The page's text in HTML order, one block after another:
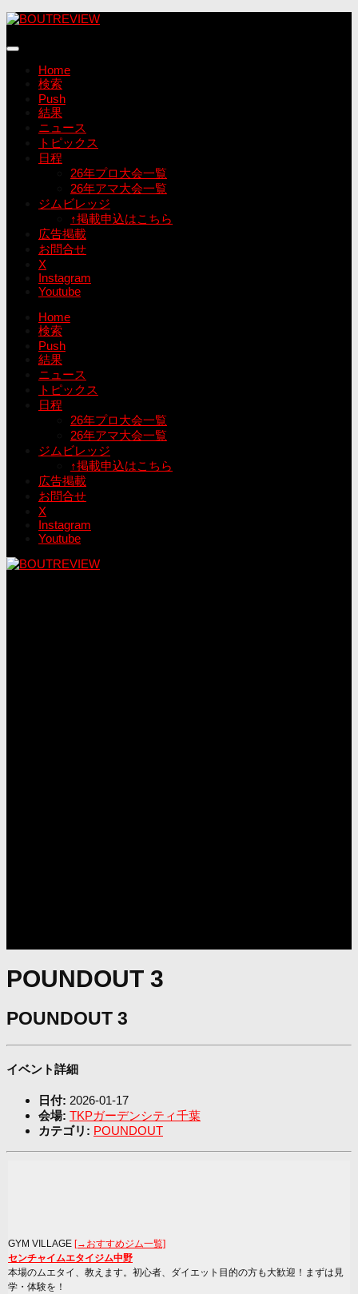
コ
テ
Home
検索
Push
結果
ニュース
トピックス
日程
26年プロ大会一覧
26年アマ大会一覧
ジムビレッジ
↑掲載申込はこちら
広告掲載
お問合せ
X
Instagram
Youtube
Home
検索
Push
結果
ニュース
トピックス
日程
26年プロ大会一覧
26年アマ大会一覧
ジムビレッジ
↑掲載申込はこちら
広告掲載
お問合せ
X
Instagram
Youtube
POUNDOUT 3
POUNDOUT 3
イベント詳細
日付: 2026-01-17
会場: TKPガーデンシティ千葉
カテゴリ: POUNDOUT
GYM VILLAGE [→おすすめジム一覧]
センチャイムエタイジム中野
本場のムエタイ、教えます。初心者、ダイエット目的の方も大歓迎！まずは見
学・体験を！